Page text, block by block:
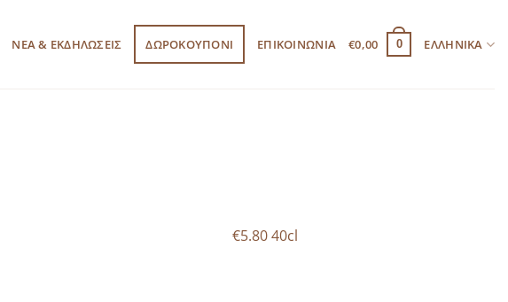
ΝΕΑ & ΕΚΔΗΛΩΣΕΙΣ ΔΩΡΟΚΟΥΠΟΝΙ ΕΠΙΚΟΙΝΩΝΙΑ €0,00 0 ΕΛΛΗΝΙΚΆ
€5.80 40cl